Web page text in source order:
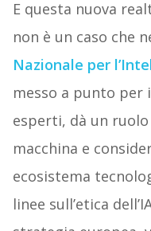
E questa nuova
non è un caso che
Nazionale per
messo a punto per
esperti, dà un
macchina e
ecosistema
linee sull’etica